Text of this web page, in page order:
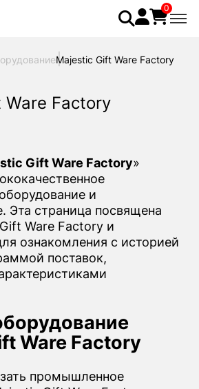
0
Majestic Gift Ware Factory
Factory
Gift Ware Factory»
и
Эта страница посвящена
Ware Factory и
ознакомления с историей
поставок,
Ware Factory
промышленное